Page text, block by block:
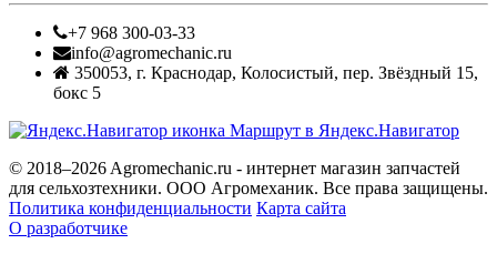
+7 968 300-03-33
info@agromechanic.ru
350053, г. Краснодар, Колосистый, пер. Звёздный 15,
бокс 5
Маршрут в Яндекс.Навигатор
© 2018–2026 Agromechanic.ru - интернет магазин запчастей
для сельхозтехники. ООО Агромеханик. Все права защищены.
Политика конфиденциальности Карта сайта
О разработчике